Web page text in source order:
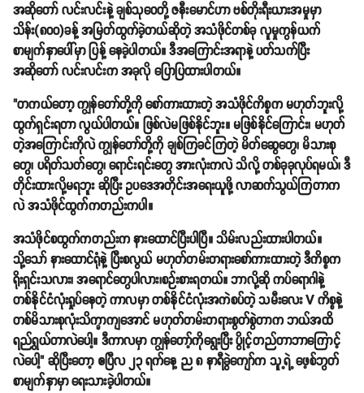
အဆိုတော် လင်းလင်းနဲ့ ချစ်သုဝေတို့ ဇနီးမောင်ဟာ ဗစ်တိုးရီးယားအမှုမှာ
သိန်း(၈၀၀)ခန့် အမြတ်ထွက်ခဲ့တယ်ဆိုတဲ့ အသံဖိုင်တစ်ခု လူမှုကွန်ယက်
စာမျက်နှာပေါ်မှာ ပြန့် နေခဲ့ပါတယ်။ ဒီအကြောင်းအရာနဲ့ ပတ်သက်ပြီး
အဆိုတော် လင်းလင်းက အခုလို ပြောပြထားပါတယ်။
"တကယ်တော့ ကျွန်တော်တို့ကို စော်ကားထားတဲ့ အသံဖိုင်ကိစ္စက မဟုတ်ဘူးလို့
ထွက်ရှင်းရတာ လွယ်ပါတယ်။ ဖြစ်လဲမဖြစ်နိုင်ဘူး။ မဖြစ်နိုင်ကြောင်း၊ မဟုတ်
တဲ့အကြောင်းကိုလဲ ကျွန်တော်တို့ကို ချစ်ကြခင်ကြတဲ့ မိတ်ဆွေတွေ၊ မိသားစု
တွေ၊ ပရိတ်သတ်တွေ၊ ရောင်းရင်းတွေ အားလုံးကလဲ သိလို့ တစ်ခုခုလုပ်ရမယ်၊ ဒီ
တိုင်းထားလို့မရဘူး ဆိုပြီး ဥပဒေအတိုင်းအရေးယူဖို့ လာဆက်သွယ်ကြတာက
လဲ အသံဖိုင်ထွက်ကတည်းကပါ။
အသံဖိုင်စထွက်ကတည်းက နားထောင်ပြီးပါပြီ။ သိမ်းလည်းထားပါတယ်။
သို့သော် နားထောင်ရုံနဲ့ ပြီးစလွယ် မဟုတ်တမ်းတရားစော်ကားထားတဲ့ ဒီကိစ္စက
ရိုးရှင်းသလား၊ အရောင်တွေပါလား၊စဉ်းစားရတယ်။ ဘာလို့ဆို ကပ်ရောဂါနဲ့
တစ်နိုင်ငံလုံးရှုပ်နေတဲ့ ကာလမှာ တစ်နိုင်ငံလုံးအကဲစပ်တဲ့ သမီးလေး V ကိစ္စနဲ့
တစ်မိသားစုလုံးသိက္ခာကျအောင် မဟုတ်တမ်းတရားစွတ်စွဲတာက ဘယ်အထိ
ရည်ရွယ်တာလဲပေါ့။ ဒီကာလမှာ ကျွန်တော့်ကိုရွေးပြီး ပွိုင့်တည်တာဘာကြောင့်
လဲပေါ့" ဆိုပြီးတော့ ဧပြီလ ၂၃ ရက်နေ့ ည ၈ နာရီခွဲကျော်က သူ့ရဲ့ ဖေ့စ်ဘွတ်
စာမျက်နှာမှာ ရေးသားခဲ့ပါတယ်။